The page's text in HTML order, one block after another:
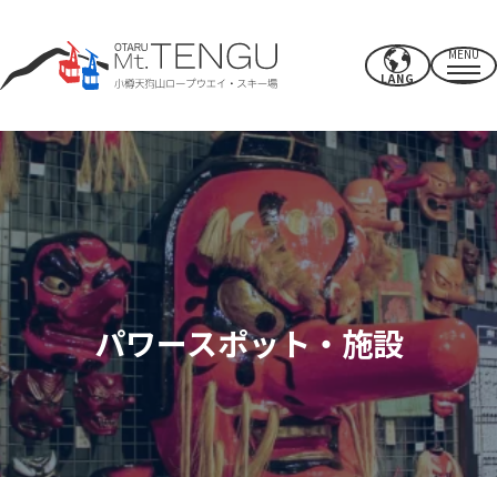
LANG
MENU
営業時間・料金
ロープウエイ
夏のアクティビティ
冬のスキー場
CAFE & SHOP
その他
パワースポット・施設
近郊のオススメスポット
アクセス
パワースポット・施設